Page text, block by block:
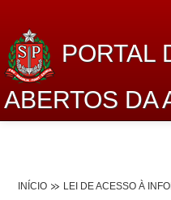
PORTAL
ABERTOS DA
INÍCIO LEI DE ACESSO À